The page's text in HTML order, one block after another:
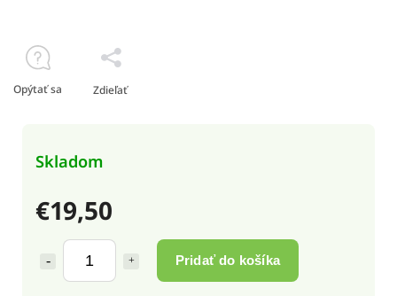
€19,50
Pridať do košíka
Skladom
Opýtať sa Zdieľať